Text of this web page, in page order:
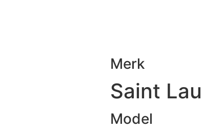
Merk
Saint
Model